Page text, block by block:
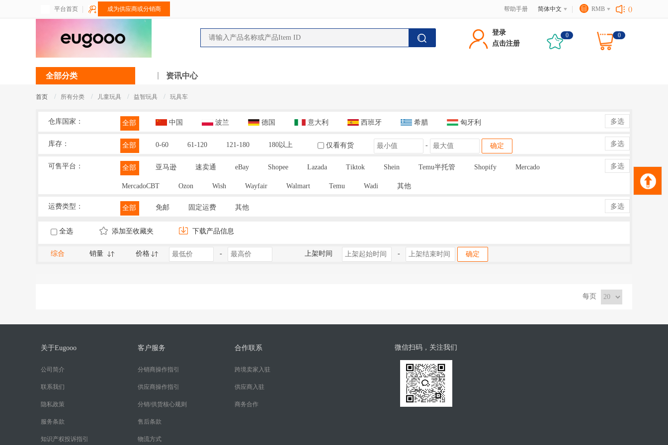
平台首页 成为供应商或分销商 帮助手册 简体中文 RMB ()
登录
点击注册
0 0
全部分类 资讯中心
首页 / 所有分类 / 儿童玩具 / 益智玩具 / 玩具车
仓库国家： 全部 中国 波兰 德国 意大利 西班牙 希腊 匈牙利 多选
库存： 全部 0-60 61-120 121-180 180以上 仅看有货 - 确定 多选
可售平台： 全部 亚马逊 速卖通 eBay Shopee Lazada Tiktok Shein Temu半托管 Shopify Mercado
MercadoCBT Ozon Wish Wayfair Walmart Temu Wadi 其他
多选
运费类型： 全部 免邮 固定运费 其他 多选
全选 添加至收藏夹 下载产品信息
综合 销量 价格 - 上架时间 - 确定
每页
关于Eugooo
公司简介
联系我们
隐私政策
服务条款
知识产权投诉指引
客户服务
分销商操作指引
供应商操作指引
分销/供货核心规则
售后条款
物流方式
合作联系
跨境卖家入驻
供应商入驻
商务合作
微信扫码，关注我们